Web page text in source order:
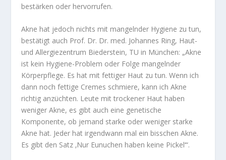
bestärken oder hervorrufen.
Akne hat jedoch nichts mit mangelnder Hygiene zu tun,
bestätigt auch Prof. Dr. Dr. med. Johannes Ring, Haut-
und Allergiezentrum Biederstein, TU in München: „Akne
ist kein Hygiene-Problem oder Folge mangelnder
Körperpflege. Es hat mit fettiger Haut zu tun. Wenn ich
dann noch fettige Cremes schmiere, kann ich Akne
richtig anzüchten. Leute mit trockener Haut haben
weniger Akne, es gibt auch eine genetische
Komponente, ob jemand starke oder weniger starke
Akne hat. Jeder hat irgendwann mal ein bisschen Akne.
Es gibt den Satz ‚Nur Eunuchen haben keine Pickel‘“.